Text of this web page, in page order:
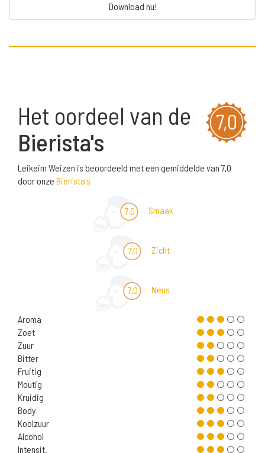
Download nu!
7,0
Het oordeel van de
Bierista's
Leikeim Weizen is beoordeeld met een gemiddelde van 7,0
door onze Bierista's
7,0 Smaak
7,0 Zicht
7,0 Neus
Aroma
Zoet
Zuur
Bitter
Fruitig
Moutig
Kruidig
Body
Koolzuur
Alcohol
Intensit.